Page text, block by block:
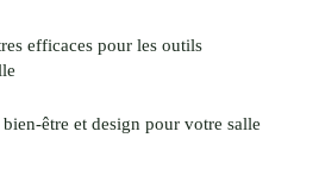
efficaces pour les outils
être et design pour votre salle